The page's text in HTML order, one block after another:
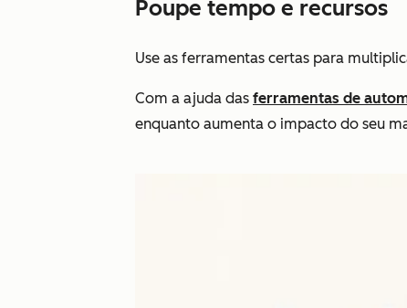
Poupe tempo e recursos
Use as ferramentas certas para
Com a ajuda das ferramentas de
enquanto aumenta o impacto do seu